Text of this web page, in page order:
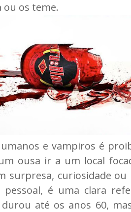
os teme.
e vampiros é
ousa ir a um local
surpresa, curiosidade
pessoal, é uma clara
durou até os anos 60,